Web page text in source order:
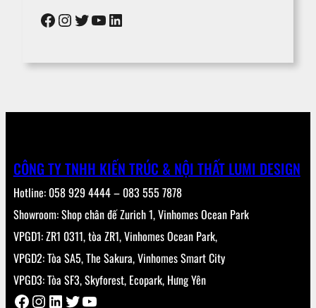
Facebook Instagram Twitter YouTube LinkedIn
CÔNG TY TNHH KIẾN TRÚC & NỘI THẤT LUMI DESIGN
Hotline: 058 929 4444 – 083 555 7878
Showroom: Shop chân đế Zurich 1, Vinhomes Ocean Park
VPGD1: ZR1 0311, tòa ZR1, Vinhomes Ocean Park,
VPGD2: Tòa SA5, The Sakura, Vinhomes Smart City
VPGD3: Tòa SF3, Skyforest, Ecopark, Hưng Yên
Facebook Instagram LinkedIn Twitter YouTube